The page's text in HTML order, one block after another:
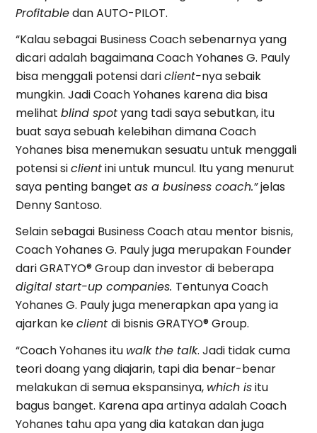
Profitabledan AUTO-PILOT.
“Kalau sebagai Business Coach sebenarnya yang
dicari adalah bagaimana Coach Yohanes G. Pauly
bisa menggali potensi dariclient-nya sebaik
mungkin. Jadi Coach Yohanes karena dia bisa
melihatblind spotyang tadi saya sebutkan, itu
buat saya sebuah kelebihan dimana Coach
Yohanes bisa menemukan sesuatu untuk menggali
potensi siclientini untuk muncul. Itu yang menurut
saya penting bangetas a business coach.”jelas
Denny Santoso.
Selain sebagai Business Coach atau mentor bisnis,
Coach Yohanes G. Pauly juga merupakan Founder
dari GRATYO® Group dan investor di beberapa
digital start-up companies. Tentunya Coach
Yohanes G. Pauly juga menerapkan apa yang ia
ajarkan keclientdi bisnis GRATYO® Group.
“Coach Yohanes itu walk the talk. Jadi tidak cuma
teori doang yang diajarin, tapi dia benar-benar
melakukan di semua ekspansinya, which isitu
bagus banget. Karena apa artinya adalah Coach
Yohanes tahu apa yang dia katakan dan juga